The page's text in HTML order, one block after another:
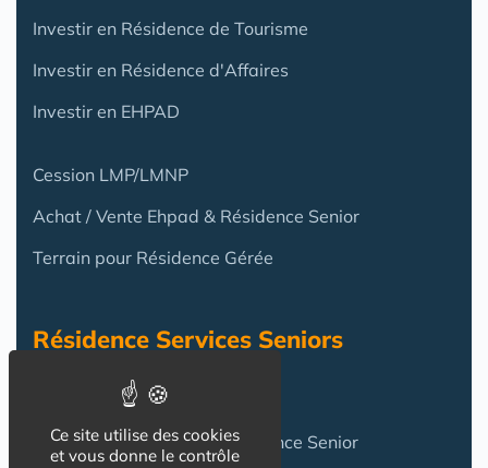
Investir en Résidence de Tourisme
Investir en Résidence d'Affaires
Investir en EHPAD
Cession LMP/LMNP
Achat / Vente Ehpad & Résidence Senior
Terrain pour Résidence Gérée
Résidence Services Seniors
Résidence Services Seniors
Achat pour y vivreen Résidence Senior
Ce site utilise des cookies
et vous donne le contrôle